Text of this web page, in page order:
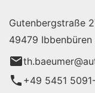
Gutenbergstraße
49479 Ibbenbüren
+49 5451